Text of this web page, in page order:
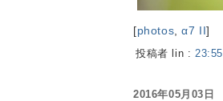
[photos ,α7 II]
投稿者 lin : 23:55
2016年05月03日